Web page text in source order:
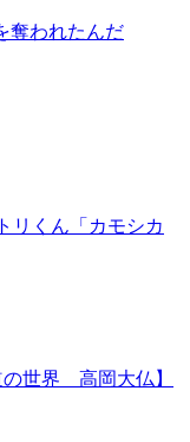
奪われたんだ
リくん「カモシカ
世界 高岡大仏】